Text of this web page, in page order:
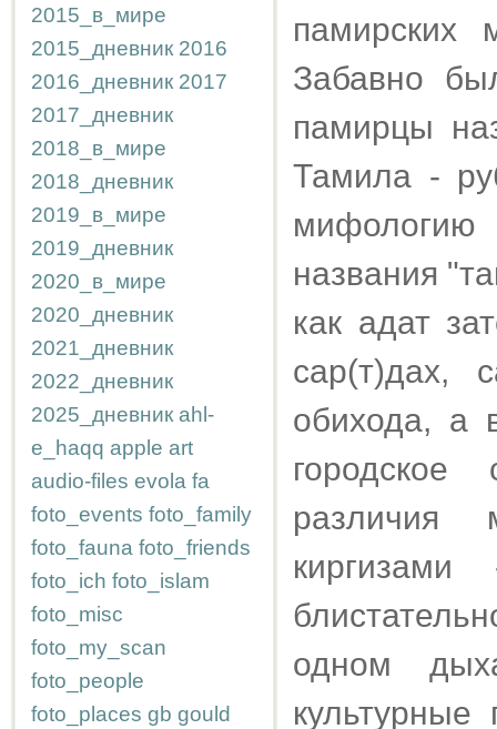
2015_в_мире
2015_дневник 2016
2016_дневник 2017
2017_дневник
2018_в_мире
2018_дневник
2019_в_мире
2019_дневник
2020_в_мире
2020_дневник
2021_дневник
2022_дневник
2025_дневник ahl-
e_haqq apple art
audio-files evola fa
foto_events foto_family
foto_fauna foto_friends
foto_ich foto_islam
foto_misc
foto_my_scan
foto_people
foto_places gb gould
памирских
Забавно
памирцы
Тамила -
мифологию
названия
как адат
сар(т)дах,
обихода, а
различия
одном